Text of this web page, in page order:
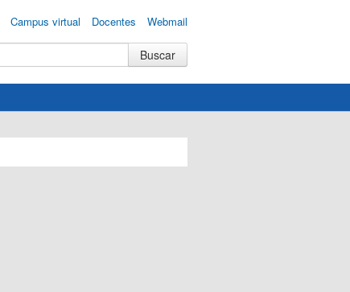
Campus virtual Docentes Webmail